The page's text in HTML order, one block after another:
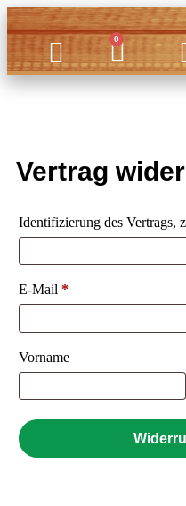
0
Vertrag
Identifizierung des Vertrags,
E-Mail *
E-
Vorname